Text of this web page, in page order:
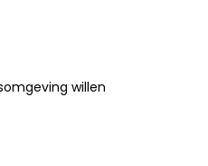
willen